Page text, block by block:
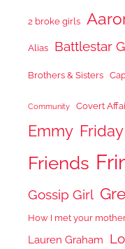
2 broke girls
Alias Battlestar
Brothers & Sisters
Community Covert
Emmy
Friends
Gossip Girl
How I met your
Lauren Graham